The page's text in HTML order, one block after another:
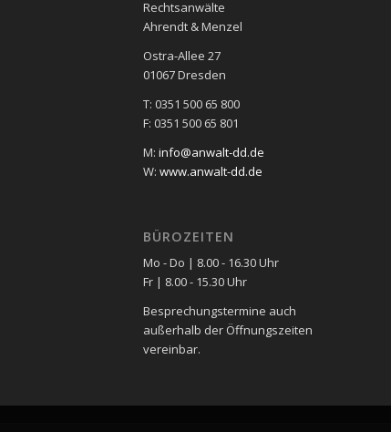
Rechtsanwälte
Ahrendt & Menzel
Ostra-Allee 27
01067 Dresden
T: 0351 500 65 800
F: 0351 500 65 801
M: info@anwalt-dd.de
W: www.anwalt-dd.de
BÜROZEITEN
Mo - Do | 8.00 - 16.30 Uhr
Fr | 8.00 - 15.30 Uhr
Besprechungstermine auch
außerhalb der Öffnungszeiten
vereinbar.